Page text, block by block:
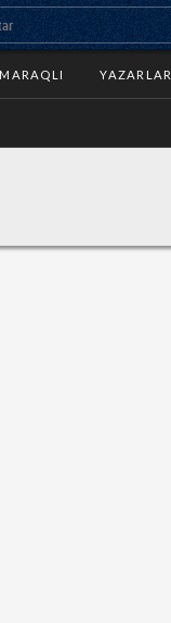
MARAQLI YAZARLAR